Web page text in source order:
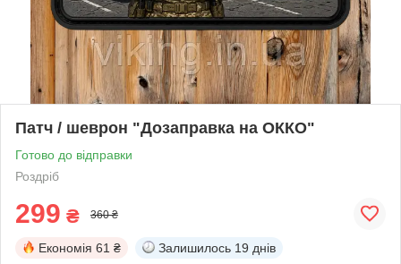
Патч / шеврон "Дозаправка на ОККО"
Готово до відправки
Роздріб
299 ₴ 360 ₴
Економія 61 ₴ Залишилось 19 днів